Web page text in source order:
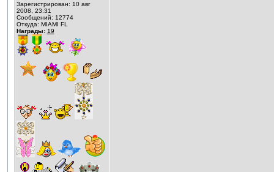
Зарегистрирован: 10 авг
2008, 23:31
Сообщений: 12774
Откуда: MIAMI FL
Награды: 19